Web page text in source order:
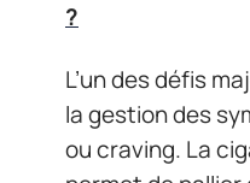
?
L’un des défis
la gestion des
ou craving. La